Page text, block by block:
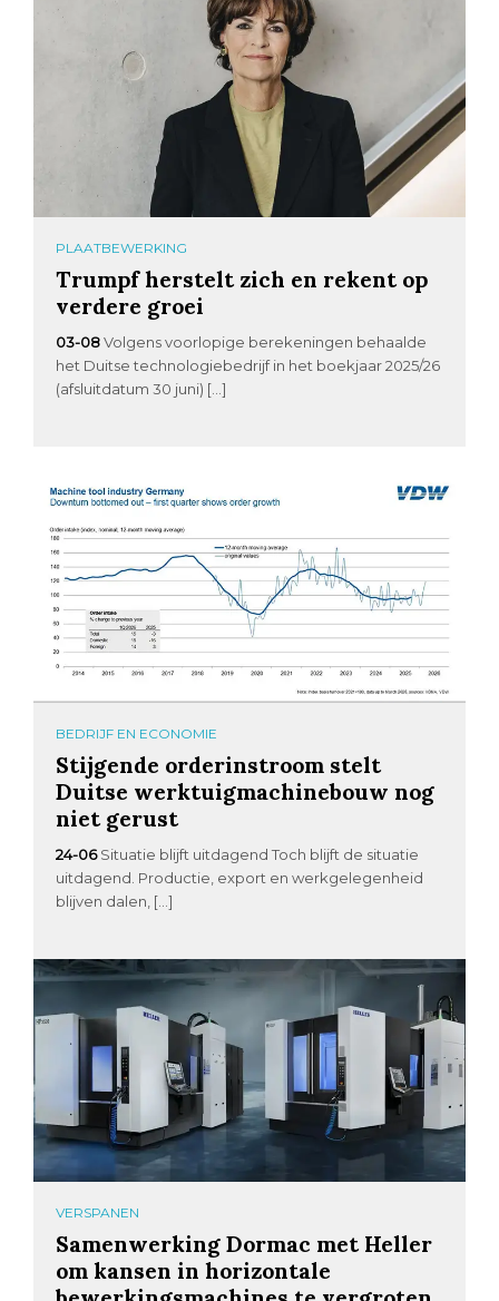
PLAATBEWERKING
Trumpf herstelt zich en rekent op
verdere groei
03-08 Volgens voorlopige berekeningen behaalde
het Duitse technologiebedrijf in het boekjaar 2025/26
(afsluitdatum 30 juni) […]
BEDRIJF EN ECONOMIE
Stijgende orderinstroom stelt
Duitse werktuigmachinebouw nog
niet gerust
24-06 Situatie blijft uitdagend Toch blijft de situatie
uitdagend. Productie, export en werkgelegenheid
blijven dalen, […]
VERSPANEN
Samenwerking Dormac met Heller
om kansen in horizontale